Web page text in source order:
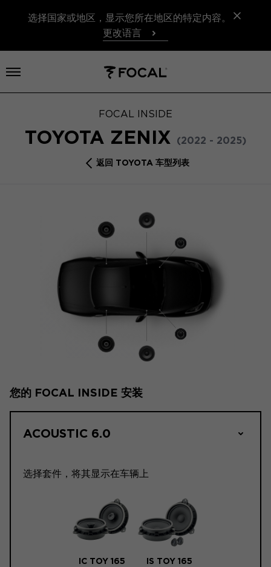
选择国家或地区，显示您所在地区的特定内容。
更改语言
打开菜单
FOCAL INSIDE
TOYOTA ZENIX (2022 - 2025)
返回 TOYOTA 车型列表
您的 FOCAL INSIDE 安装
ACOUSTIC 6.0
选择套件，将其显示在车辆上
IC TOY 165 IS TOY 165